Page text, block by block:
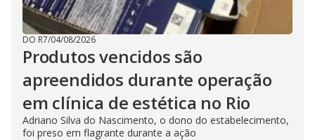
DO R7/04/08/2026
Produtos vencidos são
apreendidos durante operação
em clínica de estética no Rio
Adriano Silva do Nascimento, o dono do estabelecimento,
foi preso em flagrante durante a ação